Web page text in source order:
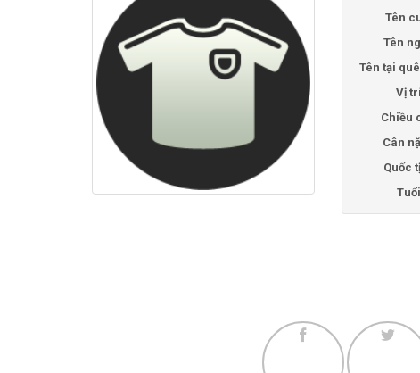
Tên
Tên
Tên tại
Vị
Chiều
Cân
Quốc